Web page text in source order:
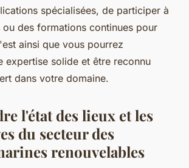
spécialisées, de participer à
des formations continues pour
ainsi que vous pourrez
expertise solide et être reconnu
dans votre domaine.
l'état des lieux et les
du secteur des
renouvelables